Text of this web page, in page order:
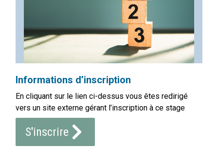
Informations d’inscription
En cliquant sur le lien ci-dessus vous êtes redirigé
vers un site externe gérant l’inscription à ce stage
S'inscrire